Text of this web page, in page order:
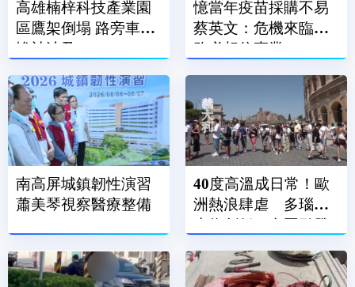
高雄楠梓科技產業園
區鷹架倒塌 路旁車輛
慘被波及
憶當年疫苗採購不易
蔡英文：危機來臨時
務必相信專業
南高屏城鎮韌性演習
蕭美琴視察醫療整備
40度高溫成日常！歐
洲熱浪肆虐 多瑙河
水位創低、多國引發